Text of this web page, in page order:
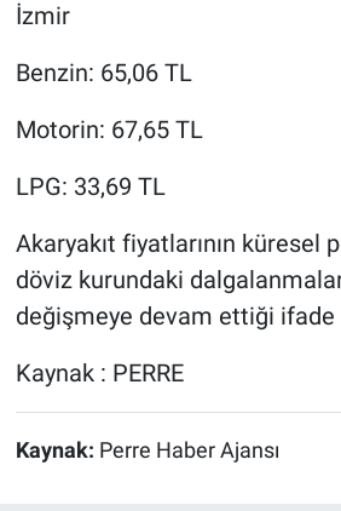
İzmir
Benzin: 65,06 TL
Motorin: 67,65 TL
LPG: 33,69 TL
Akaryakıt fiyatlarının küresel
döviz kurundaki
değişmeye devam ettiği ifade
Kaynak : PERRE
Kaynak: Perre Haber Ajansı